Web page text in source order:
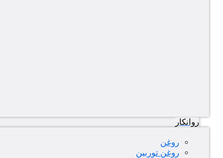
روانکار
روغن
روغن توربین